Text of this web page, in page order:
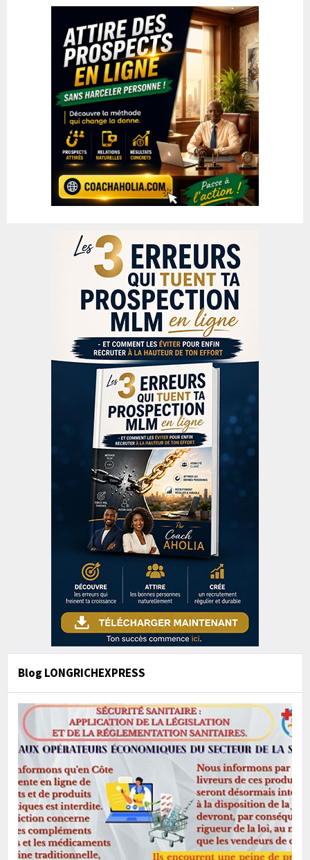
Blog LONGRICHEXPRESS